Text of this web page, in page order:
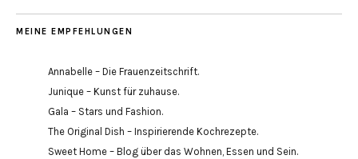
MEINE EMPFEHLUNGEN
Annabelle – Die Frauenzeitschrift.
Junique – Kunst für zuhause.
Gala – Stars und Fashion.
The Original Dish – Inspirierende Kochrezepte.
Sweet Home – Blog über das Wohnen, Essen und Sein.